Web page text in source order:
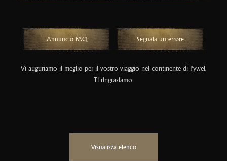
Annuncio FAQ Segnala un errore
Vi auguriamo il meglio per il vostro viaggio nel continente di Pywel.
Ti ringraziamo.
Visualizza elenco